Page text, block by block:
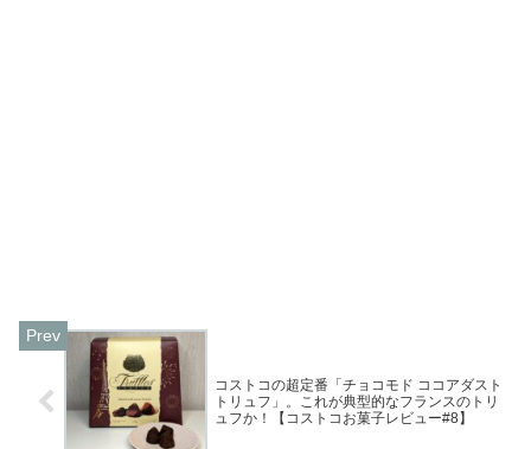
コストコの超定番「チョコモド ココアダスト
トリュフ」。これが典型的なフランスのトリ
ュフか！【コストコお菓子レビュー#8】